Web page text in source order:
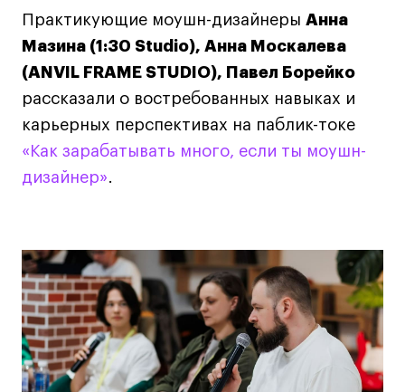
Карьера
Ассоциация выпускников
Центр карьеры
Живые проекты
Конкурсы
Участие в выставках
Проекты студентов
Работы студентов
«Живые» проекты
Участие в выставках
Практикующие моушн-дизайнеры Анна
Мазина (1:30 Studio), Анна Москалева
(ANVIL FRAME STUDIO), Павел Борейко
рассказали о востребованных навыках и
карьерных перспективах на паблик-токе
«Как зарабатывать много, если ты моушн-
дизайнер»